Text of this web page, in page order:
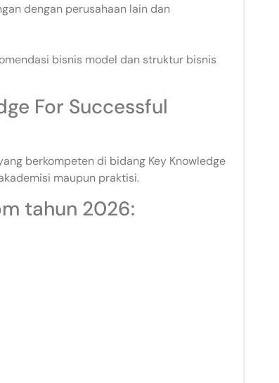
dengan perusahaan lain dan
bisnis model dan struktur bisnis
For Successful
berkompeten di bidang Key Knowledge
maupun praktisi.
tahun 2026: